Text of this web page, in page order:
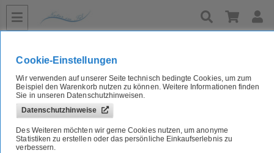
Bio Rosmarin, geschnitten und getrocknet, 1kg Lebensbaum
Bio Rosmarin, geschnitten und getrocknet, 1kg Lebensbaum
Artikel-Nr.:7601448G
Cookie-Einstellungen
Wir verwenden auf unserer Seite technisch bedingte Cookies, um zum
Beispiel den Warenkorb nutzen zu können. Weitere Informationen finden
Sie in unseren Datenschutzhinweisen.
Datenschutzhinweise
Des Weiteren möchten wir gerne Cookies nutzen, um anonyme
Statistiken zu erstellen oder das persönliche Einkaufserlebnis zu
verbessern.